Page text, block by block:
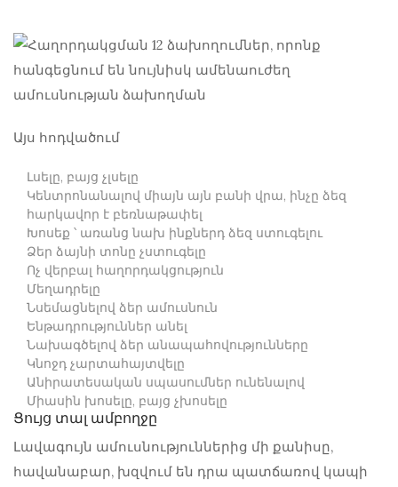
Այս հոդվածում
Լսելը, բայց չլսելը
Կենտրոնանալով միայն այն բանի վրա, ինչը ձեզ
հարկավոր է բեռնաթափել
Խոսեք ՝ առանց նախ ինքներդ ձեզ ստուգելու
Ձեր ձայնի տոնը չստուգելը
Ոչ վերբալ հաղորդակցություն
Մեղադրելը
Նսեմացնելով ձեր ամուսնուն
Ենթադրություններ անել
Նախագծելով ձեր անապահովությունները
Կնոջդ չարտահայտվելը
Անիրատեսական սպասումներ ունենալով
Միասին խոսելը, բայց չխոսելը
Ցույց տալ ամբողջը
Լավագույն ամուսնություններից մի քանիսը,
հավանաբար, խզվում են դրա պատճառով կապի